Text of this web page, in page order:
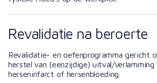
Revalidatie na beroerte
Revalidatie- en oefenprogramma gericht
herstel van (eenzijdige) uitval/verlamming
herseninfarct of hersenbloeding.